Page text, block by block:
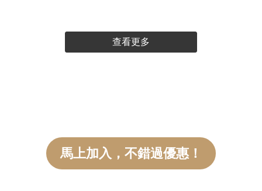
可能將救生衣往前推，造成頸部卡卡。狗狗救生衣的浮力通常集中
在胸腹周圍，部分款式也會加強頸部或下巴的支撐，幫助狗狗維持
肢活動，通常不代表尺寸太小。救生衣的重點不在於包得越多，而
是在需要的位置提供足夠浮力，同時保留狗狗自然活動的空間。 提
醒：救生衣屬於水上浮力輔助用品，無法完全取代飼主看顧。狗狗
查看更多
馬上加入，不錯過優惠！